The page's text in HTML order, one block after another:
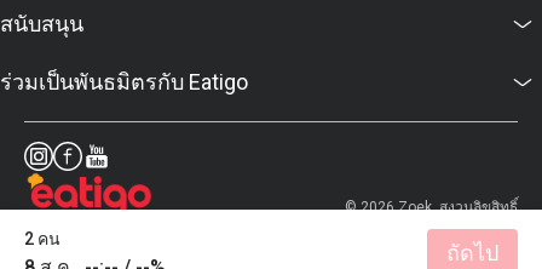
2 คน
ถัดไป
สนับสนุน
ร่วมเป็นพันธมิตรกับ Eatigo
© 2026 Zoek. สงวนลิขสิทธิ์